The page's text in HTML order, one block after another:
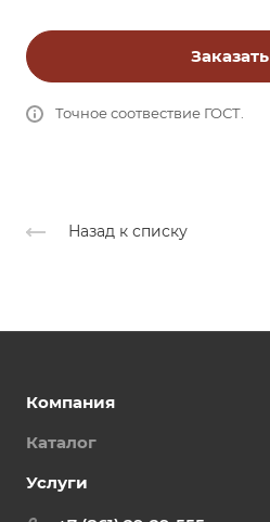
Заказать
Точное соотвествие ГОСТ.
Назад к списку
Компания
Каталог
Услуги